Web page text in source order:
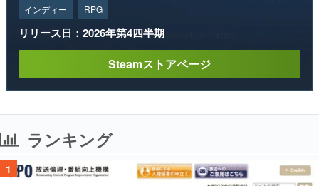
インディー RPG
リリース日：2026年第4四半期
Steamストアページ
ランキング
1